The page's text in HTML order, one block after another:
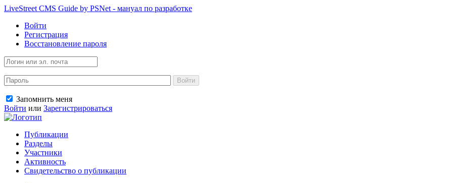
LiveStreet CMS Guide by PSNet - мануал по разработке
Войти
Регистрация
Восстановление пароля
Войти
Запомнить меня
Войти или Зарегистрироваться
Публикации
Разделы
Участники
Активность
Свидетельство о публикации